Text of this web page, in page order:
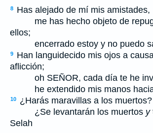
8
Has alejado de mí mis amistades,
me has hecho objeto de
ellos;
encerrado estoy y no puedo
9
Han languidecido mis ojos a
aflicción;
oh SEÑOR, cada día te he
he extendido mis manos
10
¿Harás maravillas a los muertos?
¿Se levantarán los muertos y
Selah